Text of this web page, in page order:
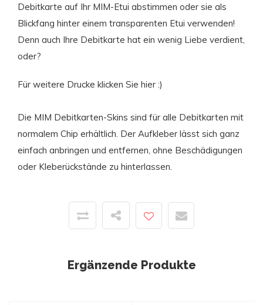
Debitkarte auf Ihr MIM-Etui abstimmen oder sie als
Blickfang hinter einem transparenten Etui verwenden!
Denn auch Ihre Debitkarte hat ein wenig Liebe verdient,
oder?
Für weitere Drucke klicken Sie hier :)
Die MIM Debitkarten-Skins sind für alle Debitkarten mit
normalem Chip erhältlich. Der Aufkleber lässt sich ganz
einfach anbringen und entfernen, ohne Beschädigungen
oder Kleberückstände zu hinterlassen.
Ergänzende Produkte